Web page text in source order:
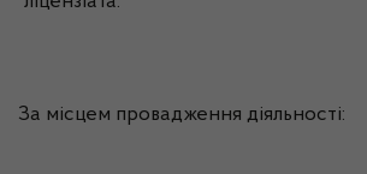
За місцем провадження діяльності: